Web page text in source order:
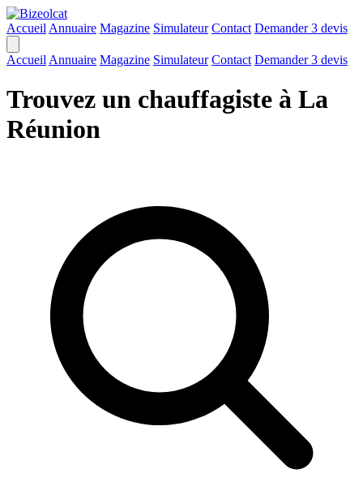
Accueil Annuaire Magazine Simulateur Contact Demander 3 devis
Accueil Annuaire Magazine Simulateur Contact Demander 3 devis
Trouvez un chauffagiste à La
Réunion